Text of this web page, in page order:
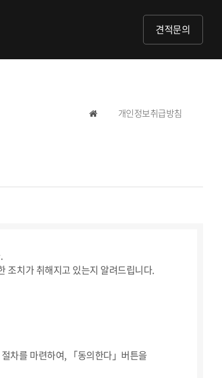
견적문의
개인정보취급방침
조치가 취해지고 있는지 알려드립니다.
차를 마련하여, 「동의한다」버튼을